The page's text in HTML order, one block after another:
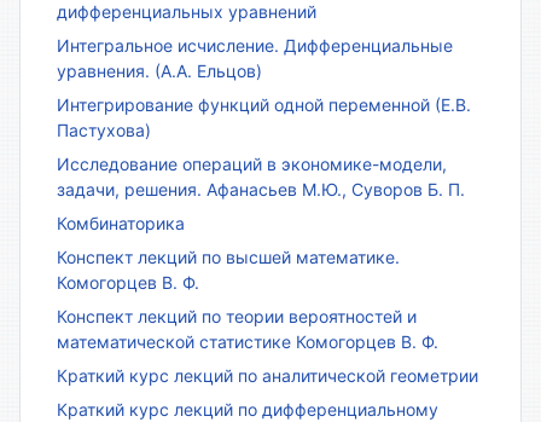
дифференциальных уравнений
Интегральное исчисление. Дифференциальные
уравнения. (А.А. Ельцов)
Интегрирование функций одной переменной (Е.В.
Пастухова)
Исследование операций в экономике-модели,
задачи, решения. Афанасьев М.Ю., Суворов Б. П.
Комбинаторика
Конспект лекций по высшей математике.
Комогорцев В. Ф.
Конспект лекций по теории вероятностей и
математической статистике Комогорцев В. Ф.
Краткий курс лекций по аналитической геометрии
Краткий курс лекций по дифференциальному